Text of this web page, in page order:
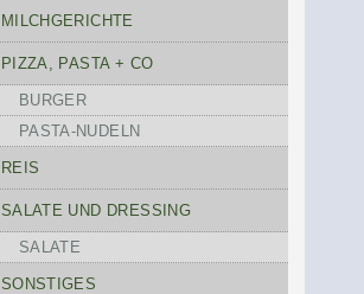
MILCHGERICHTE
PIZZA, PASTA + CO
BURGER
PASTA-NUDELN
REIS
SALATE UND DRESSING
SALATE
SONSTIGES